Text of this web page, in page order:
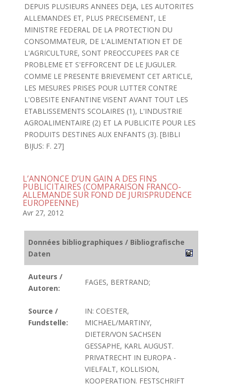
DEPUIS PLUSIEURS ANNEES DEJA, LES AUTORITES
ALLEMANDES ET, PLUS PRECISEMENT, LE
MINISTRE FEDERAL DE LA PROTECTION DU
CONSOMMATEUR, DE L'ALIMENTATION ET DE
L'AGRICULTURE, SONT PREOCCUPEES PAR CE
PROBLEME ET S'EFFORCENT DE LE JUGULER.
COMME LE PRESENTE BRIEVEMENT CET ARTICLE,
LES MESURES PRISES POUR LUTTER CONTRE
L'OBESITE ENFANTINE VISENT AVANT TOUT LES
ETABLISSEMENTS SCOLAIRES (1), L'INDUSTRIE
AGROALIMENTAIRE (2) ET LA PUBLICITE POUR LES
PRODUITS DESTINES AUX ENFANTS (3). [BIBLI
BIJUS: F. 27]
L’ANNONCE D’UN GAIN A DES FINS
PUBLICITAIRES (COMPARAISON FRANCO-
ALLEMANDE SUR FOND DE JURISPRUDENCE
EUROPEENNE)
Avr 27, 2012
Données bibliographiques / Bibliografische
Daten
Auteurs /
Autoren:
FAGES, BERTRAND;
Source /
Fundstelle:
IN: COESTER,
MICHAEL/MARTINY,
DIETER/VON SACHSEN
GESSAPHE, KARL AUGUST.
PRIVATRECHT IN EUROPA -
VIELFALT, KOLLISION,
KOOPERATION. FESTSCHRIFT